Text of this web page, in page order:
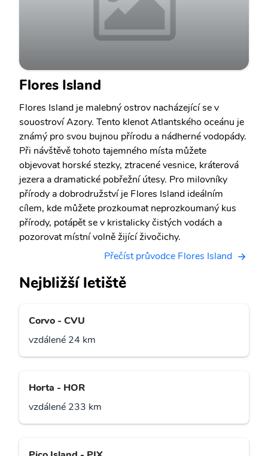
Flores Island
Flores Island je malebný ostrov nacházející se v
souostroví Azory. Tento klenot Atlantského oceánu je
známý pro svou bujnou přírodu a nádherné vodopády.
Při návštěvě tohoto tajemného místa můžete
objevovat horské stezky, ztracené vesnice, kráterová
jezera a dramatické pobřežní útesy. Pro milovníky
přírody a dobrodružství je Flores Island ideálním
cílem, kde můžete prozkoumat neprozkoumaný kus
přírody, potápět se v kristalicky čistých vodách a
pozorovat místní volně žijící živočichy.
Přečíst průvodce Flores Island
Nejbližší letiště
Corvo - CVU
vzdálené 24 km
Horta - HOR
vzdálené 233 km